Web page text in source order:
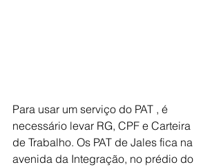
Para usar um serviço do PAT , é
necessário levar RG, CPF e Carteira
de Trabalho. Os PAT de Jales fica na
avenida da Integração, no prédio do